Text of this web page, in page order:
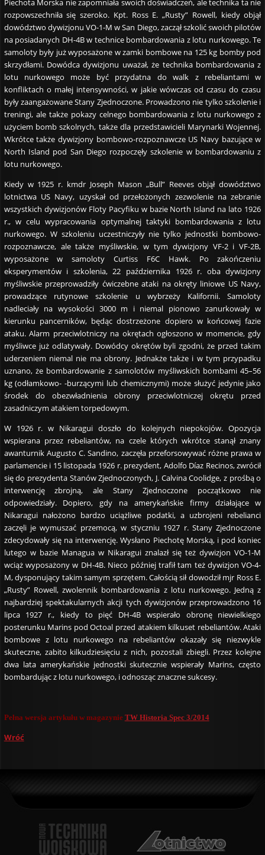
Piechota Morska nie zapomniała swoich doświadczeń, ale technika ta nie
rozpowszechniła się szeroko. Kpt. Ross E. „Rusty” Rowell, kiedy objął
dowództwo dywizjonu VO-1-M w San Diego, zaczął szkolić swoich pilotów
na posiadanych DH-4B w technice bombardowania z lotu nurkowego. Te
samoloty były już wyposażone w zamki bombowe na 125 kg bomby pod
skrzydłami. Dowódca dywizjonu uważał, że technika bombardowania z
lotu nurkowego może być przydatna do walk z rebeliantami w
konfliktach o małej intensywności, w jakie wówczas od czasu do czasu
były zaangażowane Stany Zjednoczone. Prowadzono nie tylko szkolenie i
treningi, ale także pokazy celnego bombardowania z lotu nurkowego z
użyciem bomb szkolnych, także dla przedstawicieli Marynarki Wojennej.
Wkrótce także dywizjony bombowo-rozpoznawcze US Navy bazujące w
North Island pod San Diego rozpoczęły szkolenie w bombardowaniu z
lotu nurkowego.
Kiedy w 1925 r. kmdr Joseph Mason „Bull” Reeves objął dowództwo
lotnictwa US Navy, uzyskał od przełożonych zezwolenie na zebranie
wszystkich dywizjonów Floty Pacyfiku w bazie North Island na lato 1926
r., w celu wypracowania optymalnej taktyki bombardowania z lotu
nurkowego. W szkoleniu uczestniczyły nie tylko jednostki bombowo-
rozpoznawcze, ale także myśliwskie, w tym dywizjony VF-2 i VF-2B,
wyposażone w samoloty Curtiss F6C Hawk. Po zakończeniu
eksperymentów i szkolenia, 22 października 1926 r. oba dywizjony
myśliwskie przeprowadziły ćwiczebne ataki na okręty liniowe US Navy,
prowadzące rutynowe szkolenie u wybrzeży Kalifornii. Samoloty
nadleciały na wysokości 3000 m i niemal pionowo zanurkowały w
kierunku pancerników, będąc dostrzeżone dopiero w końcowej fazie
ataku. Alarm przeciwlotniczy na okrętach ogłoszono w momencie, gdy
myśliwce już odlatywały. Dowódcy okrętów byli zgodni, że przed takim
uderzeniem niemal nie ma obrony. Jednakże także i w tym przypadku
uznano, że bombardowanie z samolotów myśliwskich bombami 45–56
kg (odłamkowo- -burzącymi lub chemicznymi) może służyć jedynie jako
środek do obezwładnienia obrony przeciwlotniczej okrętu przed
zasadniczym atakiem torpedowym.
W 1926 r. w Nikaragui doszło do kolejnych niepokojów. Opozycja
wspierana przez rebeliantów, na czele których wkrótce stanął znany
awanturnik Augusto C. Sandino, zaczęła przeforsowywać różne prawa w
parlamencie i 15 listopada 1926 r. prezydent, Adolfo Díaz Recinos, zwrócił
się do prezydenta Stanów Zjednoczonych, J. Calvina Coolidge, z prośbą o
interwencję zbrojną, ale Stany Zjednoczone początkowo nie
odpowiedziały. Dopiero, gdy na amerykańskie firmy działające w
Nikaragui nałożono bardzo uciążliwe podatki, a uzbrojeni rebelianci
zaczęli je wymuszać przemocą, w styczniu 1927 r. Stany Zjednoczone
zdecydowały się na interwencję. Wysłano Piechotę Morską, i pod koniec
lutego w bazie Managua w Nikaragui znalazł się też dywizjon VO-1-M
wciąż wyposażony w DH-4B. Nieco później trafił tam też dywizjon VO-4-
M, dysponujący takim samym sprzętem. Całością sił dowodził mjr Ross E.
„Rusty” Rowell, zwolennik bombardowania z lotu nurkowego. Jedną z
najbardziej spektakularnych akcji tych dywizjonów przeprowadzono 16
lipca 1927 r., kiedy to pięć DH-4B wspierało obronę niewielkiego
posterunku Marins pod Octoal przed atakiem kilkuset rebeliantów. Ataki
bombowe z lotu nurkowego na rebeliantów okazały się niezwykle
skuteczne, zabito kilkudziesięciu z nich, pozostali zbiegli. Przez kolejne
dwa lata amerykańskie jednostki skutecznie wspierały Marins, często
bombardując z lotu nurkowego, i odnosząc znaczne sukcesy.
Pełna wersja artykułu w magazynie TW Historia Spec 3/2014
Wróć